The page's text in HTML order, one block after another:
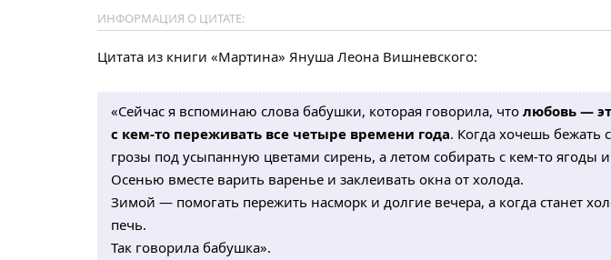
ИНФОРМАЦИЯ О ЦИТАТЕ:
Цитата из книги «Мартина» Януша Леона Вишневского:
«Сейчас я вспоминаю слова бабушки, которая говорила, что любовь —
с кем-то переживать все четыре времени года. Когда хочешь бежать
грозы под усыпанную цветами сирень, а летом собирать с кем-то ягоды и
Осенью вместе варить варенье и заклеивать окна от холода.
Зимой — помогать пережить насморк и долгие вечера, а когда станет
печь.
Так говорила бабушка».